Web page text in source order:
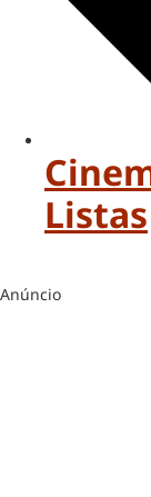
Listas
Anúncio